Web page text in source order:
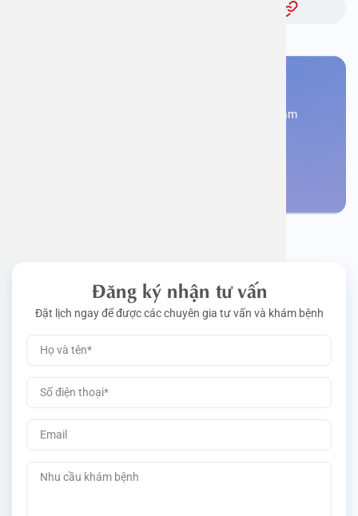
Đăng kí ngay để được các chuyên gia tư vấn và khám
Đăng ký nhận tư vấn
Đặt lịch ngay để được các chuyên gia tư vấn và khám bệnh